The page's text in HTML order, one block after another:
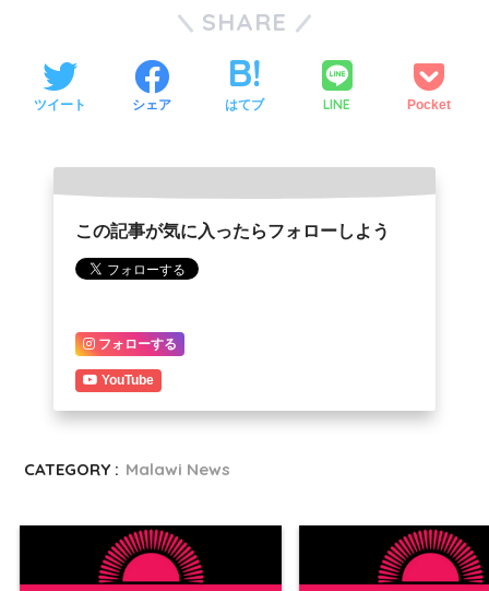
SHARE
ツイート シェア はてブ LINE Pocket
この記事が気に入ったらフォローしよう
フォローする
YouTube
CATEGORY : Malawi News